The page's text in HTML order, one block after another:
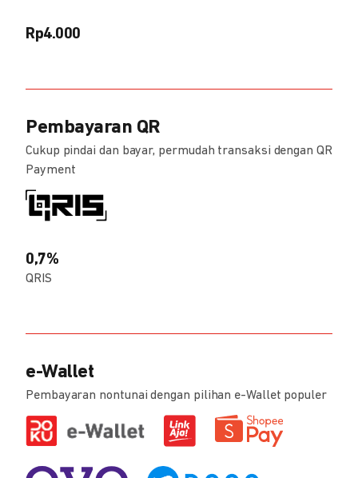
Rp4.000
Pembayaran QR
Cukup pindai dan bayar, permudah transaksi dengan QR
Payment
0,7%
QRIS
e-Wallet
Pembayaran nontunai dengan pilihan e-Wallet populer